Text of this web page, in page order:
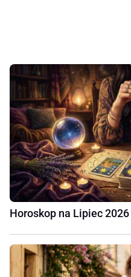
Horoskop na Lipiec 2026